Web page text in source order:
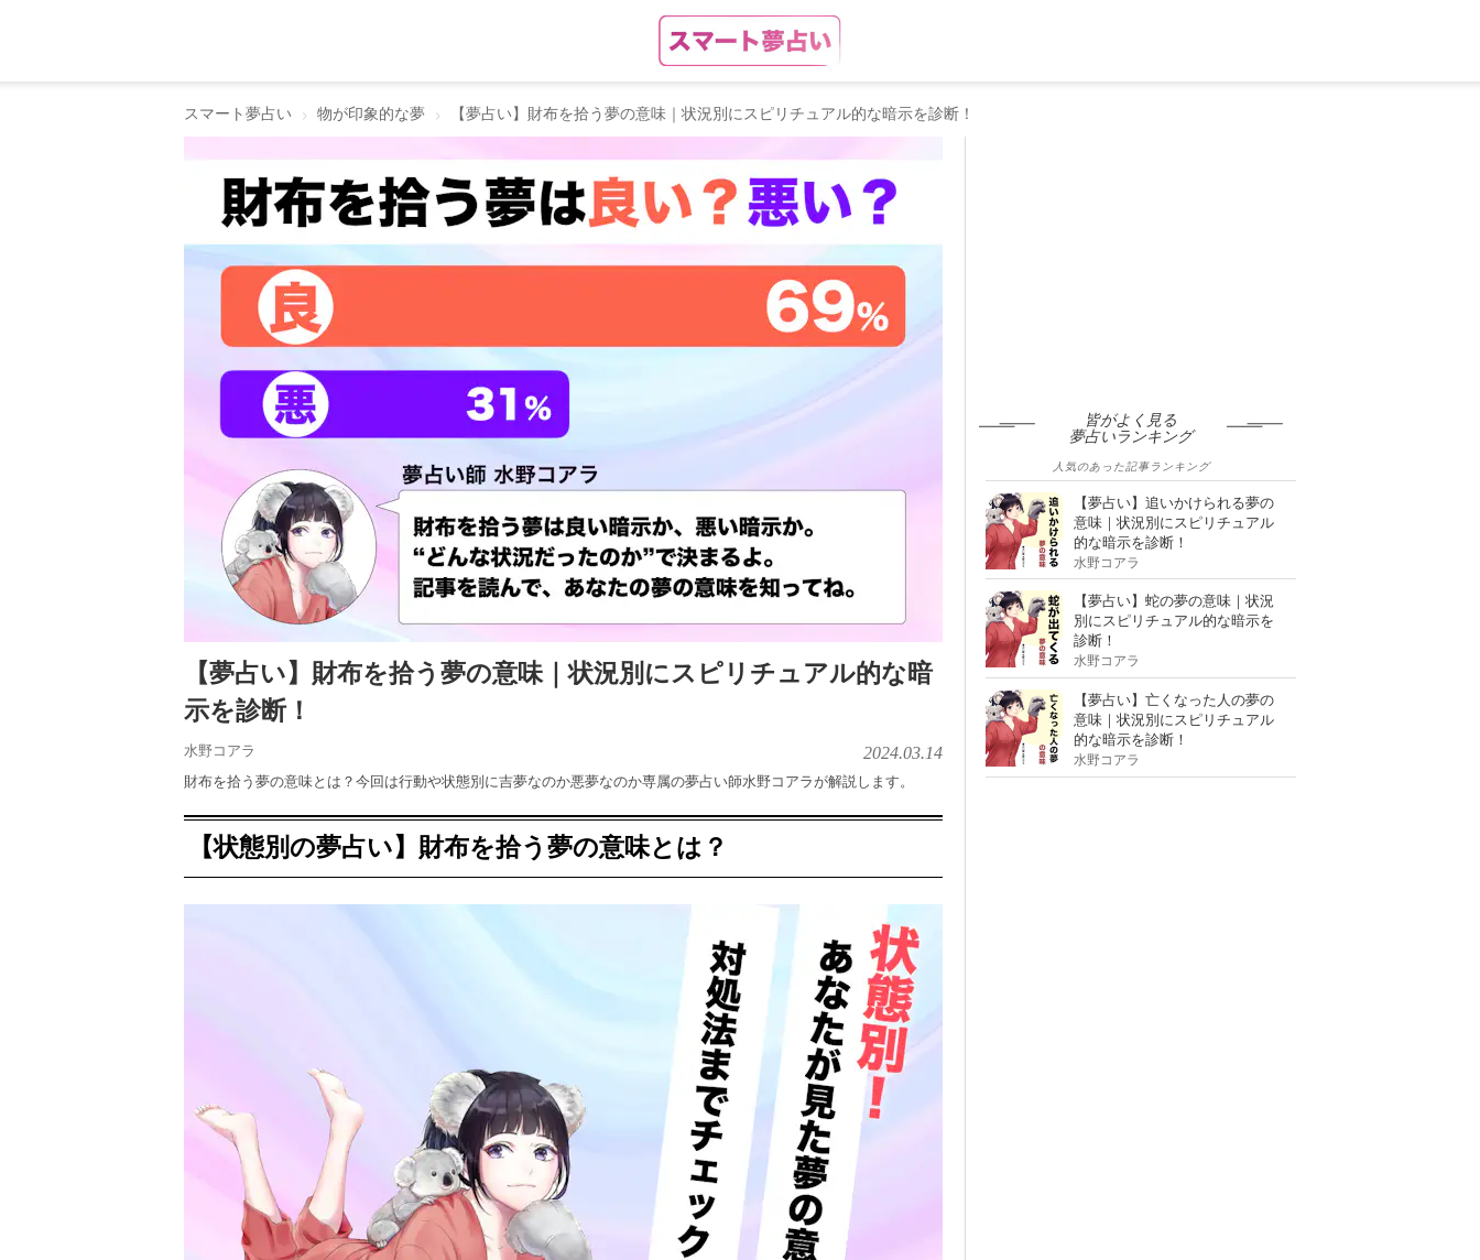
スマート夢占い 物が印象的な夢 【夢占い】財布を拾う夢の意味｜状況別にスピリチュアル的な暗示を診断！
【夢占い】財布を拾う夢の意味｜状況別にスピリチュアル的な暗
示を診断！
水野コアラ 2024.03.14
財布を拾う夢の意味とは？今回は行動や状態別に吉夢なのか悪夢なのか専属の夢占い師水野コアラが解説します。
【状態別の夢占い】財布を拾う夢の意味とは？
皆がよく見る
夢占いランキング
人気のあった記事ランキング
【夢占い】追いかけられる夢の
意味｜状況別にスピリチュアル
的な暗示を診断！
水野コアラ
【夢占い】蛇の夢の意味｜状況
別にスピリチュアル的な暗示を
診断！
水野コアラ
【夢占い】亡くなった人の夢の
意味｜状況別にスピリチュアル
的な暗示を診断！
水野コアラ